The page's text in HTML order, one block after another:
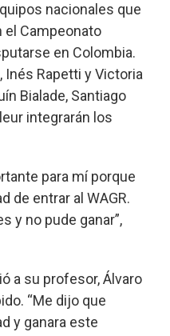
nacionales que
el Campeonato
en Colombia.
Inés Rapetti y Victoria
Bialade, Santiago
integrarán los
para mí porque
de entrar al WAGR.
y no pude ganar”,
a su profesor, Álvaro
“Me dijo que
y ganara este